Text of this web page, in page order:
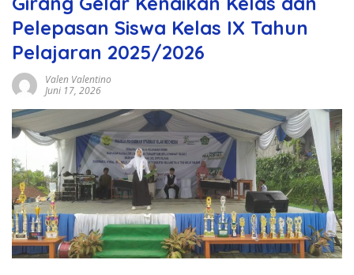
Pelepasan Siswa Kelas IX Tahun
Pelajaran 2025/2026
Valen Valentino
Juni 17, 2026